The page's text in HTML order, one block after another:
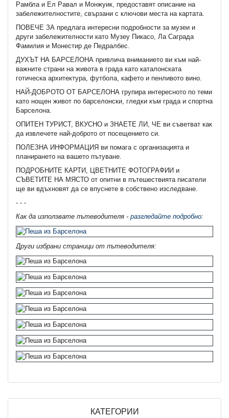
Рамбла и Ел Равал и Монжуик, предоставят описание на
забележителностите, свързани с ключови места на картата.
ПОВЕЧЕ ЗА предлага интересни подробности за музеи и
други забележителности като Музеу Пикасо, Ла Саграда
Фамилия и Монестир де Педралбес.
ДУХЪТ НА БАРСЕЛОНА привлича вниманието ви към най-
важните страни на живота в града като каталонската
готическа архитектура, футбола, кафето и пенливото вино.
НАЙ-ДОБРОТО ОТ БАРСЕЛОНА групира интересното по теми
като нощен живот по барселонски, гледки към града и спортна
Барселона.
ОПИТЕН ТУРИСТ, ВКУСНО и ЗНАЕТЕ ЛИ, ЧЕ ви съветват как
да извлечете най-доброто от посещението си.
ПОЛЕЗНА ИНФОРМАЦИЯ ви помага с организацията и
планирането на вашето пътуване.
ПОДРОБНИТЕ КАРТИ, ЦВЕТНИТЕ ФОТОГРАФИИ и
СЪВЕТИТЕ НА МЯСТО от опитни в пътешествията писатели
ще ви вдъхновят да се впуснете в собствено изследване.
- - -
Как да използвате пътеводителя - разгледайте подробно:
Други избрани страници от пътеводителя:
КАТЕГОРИИ